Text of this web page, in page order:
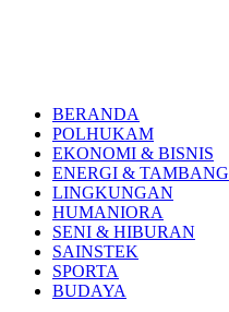
BERANDA
POLHUKAM
EKONOMI & BISNIS
ENERGI & TAMBANG
LINGKUNGAN
HUMANIORA
SENI & HIBURAN
SAINSTEK
SPORTA
BUDAYA